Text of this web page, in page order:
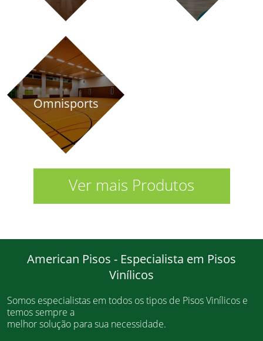
Omnisports
Ver mais Produtos
American Pisos - Especialista em Pisos
Vinílicos
Somos especialistas em todos os tipos de Pisos Vinílicos e
temos sempre a
melhor solução para sua necessidade.